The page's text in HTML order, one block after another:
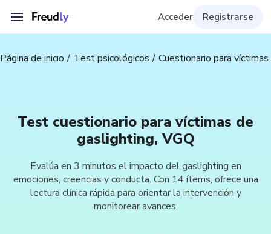
Acceder Registrarse
Página de inicio Test psicológicos Cuestionario para
Test cuestionario para víctimas de
gaslighting, VGQ
Evalúa en 3 minutos el impacto del gaslighting en
emociones, creencias y conducta. Con 14 ítems, ofrece una
lectura clínica rápida para orientar la intervención y
monitorear avances.